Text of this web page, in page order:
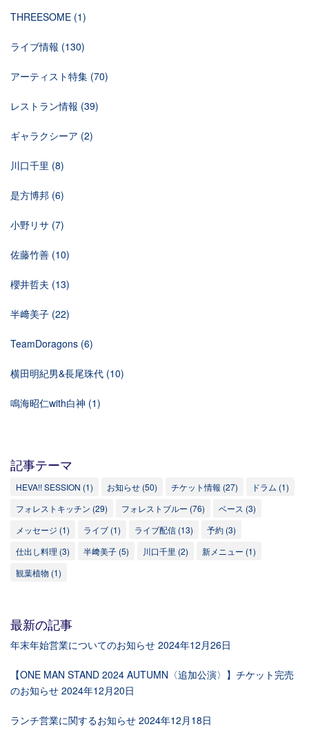
THREESOME (1)
ライブ情報 (130)
アーティスト特集 (70)
レストラン情報 (39)
ギャラクシーア (2)
川口千里 (8)
是方博邦 (6)
小野リサ (7)
佐藤竹善 (10)
櫻井哲夫 (13)
半﨑美子 (22)
TeamDoragons (6)
横田明紀男&長尾珠代 (10)
鳴海昭仁with白神 (1)
記事テーマ
HEVA!! SESSION (1) お知らせ (50) チケット情報 (27) ドラム (1)
フォレストキッチン (29) フォレストブルー (76) ベース (3)
メッセージ (1) ライブ (1) ライブ配信 (13) 予約 (3)
仕出し料理 (3) 半﨑美子 (5) 川口千里 (2) 新メニュー (1)
観葉植物 (1)
最新の記事
年末年始営業についてのお知らせ 2024年12月26日
【ONE MAN STAND 2024 AUTUMN〈追加公演〉】チケット完売
のお知らせ 2024年12月20日
ランチ営業に関するお知らせ 2024年12月18日